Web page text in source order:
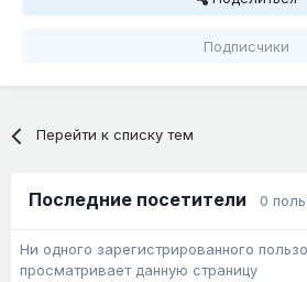
Подписчики
Перейти к списку тем
Последние посетители 0
Ни одного зарегистрированного
просматривает данную страницу